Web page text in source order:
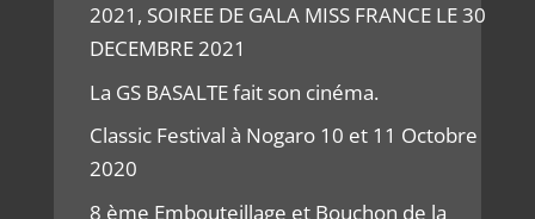
2021, SOIREE DE GALA MISS FRANCE LE 30
DECEMBRE 2021
La GS BASALTE fait son cinéma.
Classic Festival à Nogaro 10 et 11 Octobre
2020
8 ème Embouteillage et Bouchon de la